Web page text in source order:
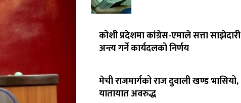
कोशी प्रदेशमा कांग्रेस-एमाले सत्ता साझेदारी
अन्त्य गर्ने कार्यदलको निर्णय
मेची राजमार्गको राज दुवाली खण्ड भासियो,
यातायात अवरुद्ध